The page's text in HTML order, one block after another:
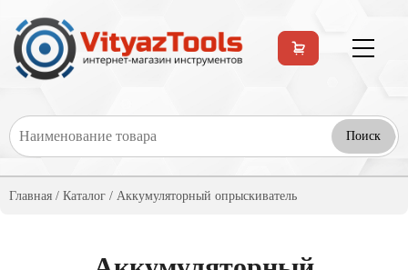
Главная / Каталог / Аккумуляторный опрыскиватель